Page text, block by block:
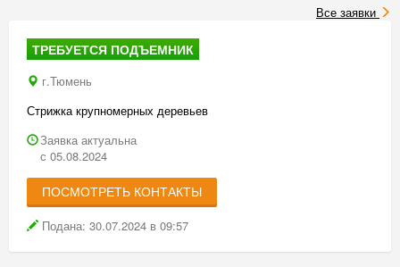
Все заявки
ТРЕБУЕТСЯ ПОДЪЕМНИК
г.Тюмень
Стрижка крупномерных деревьев
Заявка актуальна
с 05.08.2024
ПОСМОТРЕТЬ КОНТАКТЫ
Подана: 30.07.2024 в 09:57